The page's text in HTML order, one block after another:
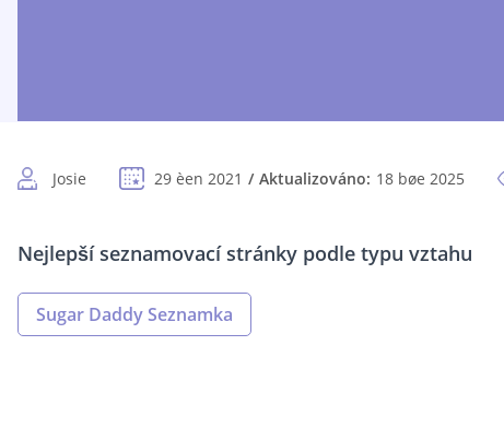
Josie 29 èen 2021 Aktualizováno: 18 bøe 2025
Nejlepší seznamovací stránky podle typu vztahu
Sugar Daddy Seznamka